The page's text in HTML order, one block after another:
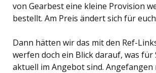
von Gearbest eine kleine Provision
bestellt. Am Preis ändert sich für
Dann hätten wir das mit den Ref-
werfen doch ein Blick darauf, was für
aktuell im Angebot sind. Angefangen